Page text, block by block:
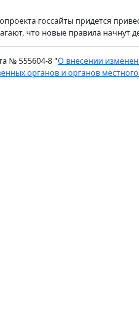
госсайты придется
что новые правила начнут
№ 555604-8 "О внесении
органов и органов